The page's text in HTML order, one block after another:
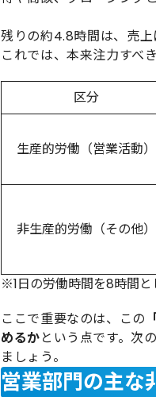
残りの約4.8時間は、売上
これでは、本来注力すべ
区分
生産的労働（営業活動）
非生産的労働（その他）
※1日の労働時間を8時間と
ここで重要なのは、この
めるかという点です。次
ましょう。
営業部門の主な